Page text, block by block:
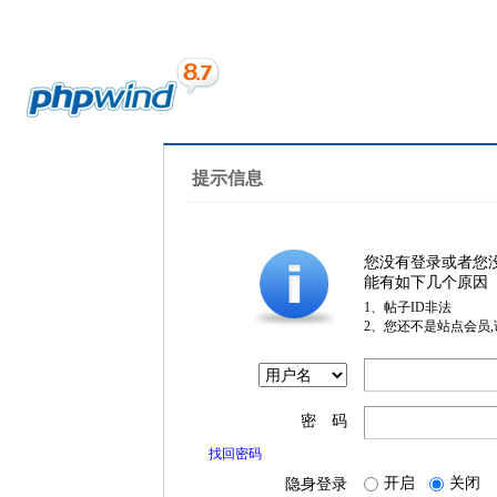
提示信息
您没有登录或者您
能有如下几个原因
1、帖子ID非法
2、您还不是站点会员
密 码
找回密码
隐身登录 开启 关闭